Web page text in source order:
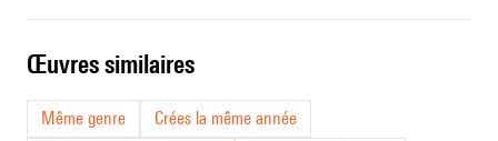
œuvres similaires
Même genre
Crées la même année